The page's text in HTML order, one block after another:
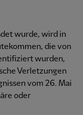
wurde, wird in
die von
wurden,
Verletzungen
vom 26. Mai
oder